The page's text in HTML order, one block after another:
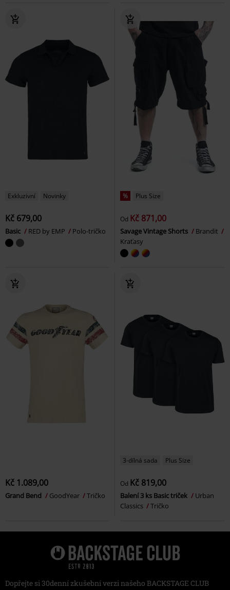
Exkluzivní Novinky
Kč 679,00
Basic RED by EMP Polo-tričko
% Plus Size
Od Kč 871,00
Savage Vintage Shorts
Brandit
Kraťasy
Kč 1.089,00
Grand Bend GoodYear Tričko
3-dílná sada Plus Size
Od Kč 819,00
Balení 3 ks Basic triček
Urban
Classics
Tričko
Dopřejte si 30denní zkušební verzi našeho BACKSTAGE CLUB